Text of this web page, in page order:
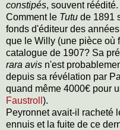
constipés, souvent réédité.
Comment le Tutu de 1891
fonds d'éditeur des
que le Willy (une pièce où
catalogue de 1907? Sa
rara avis n'est
depuis sa révélation par
quand même 4000€ pour
Faustroll ).
Peyronnet avait-il racheté
ennuis et la fuite de ce